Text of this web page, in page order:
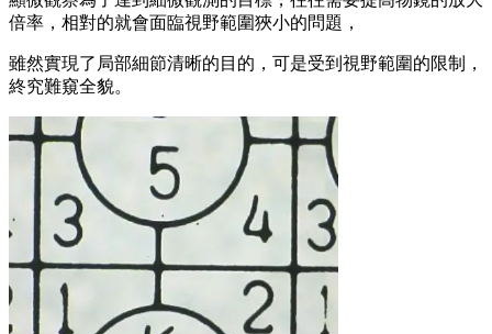
倍率，相對的就會面臨視野範圍狹小的問題，
雖然實現了局部細節清晰的目的，可是受到視野範圍的限制，
終究難窺全貌。